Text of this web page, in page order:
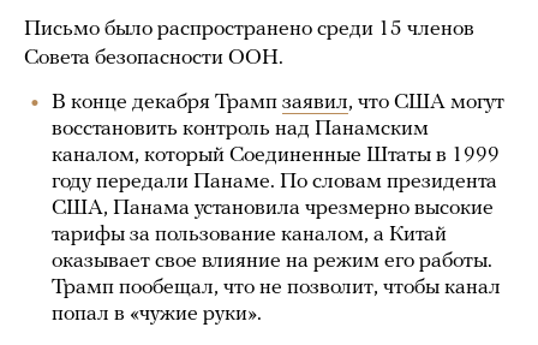
Письмо было распространено среди 15 членов
Совета безопасности ООН.
В конце декабря Трамп заявил, что США могут
восстановить контроль над Панамским
каналом, который Соединенные Штаты в 1999
году передали Панаме. По словам президента
США, Панама установила чрезмерно высокие
тарифы за пользование каналом, а Китай
оказывает свое влияние на режим его работы.
Трамп пообещал, что не позволит, чтобы канал
попал в «чужие руки».